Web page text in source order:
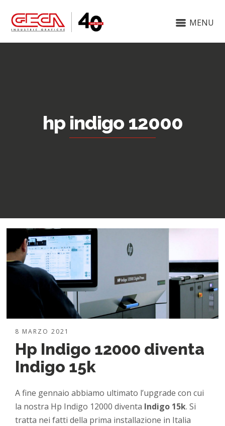
MENU
hp indigo 12000
8 MARZO 2021
Hp Indigo 12000 diventa
Indigo 15k
A fine gennaio abbiamo ultimato l’upgrade con cui
la nostra Hp Indigo 12000 diventa Indigo 15k. Si
tratta nei fatti della prima installazione in Italia